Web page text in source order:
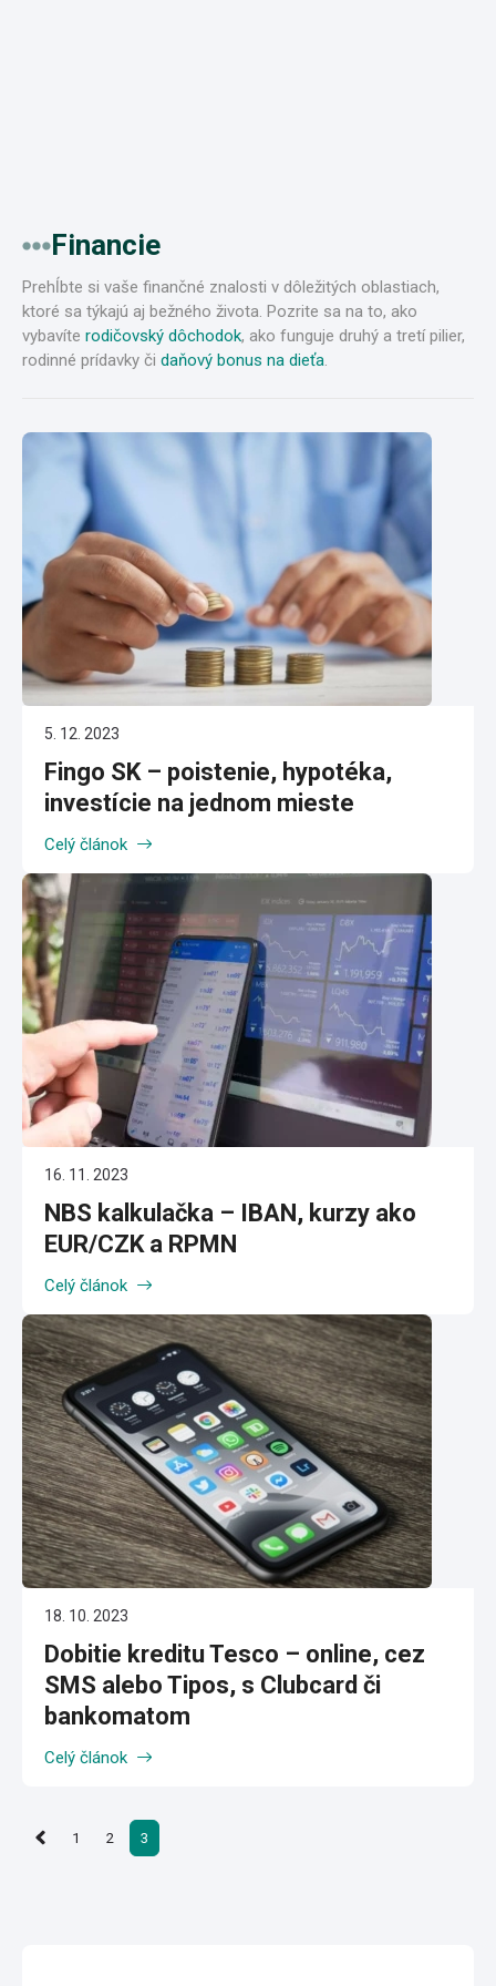
Financie
Prehĺbte si vaše finančné znalosti v dôležitých oblastiach,
ktoré sa týkajú aj bežného života. Pozrite sa na to, ako
vybavíte rodičovský dôchodok, ako funguje druhý a tretí pilier,
rodinné prídavky či daňový bonus na dieťa.
5. 12. 2023
Fingo SK – poistenie, hypotéka,
investície na jednom mieste
Celý článok
16. 11. 2023
NBS kalkulačka – IBAN, kurzy ako
EUR/CZK a RPMN
Celý článok
18. 10. 2023
Dobitie kreditu Tesco – online, cez
SMS alebo Tipos, s Clubcard či
bankomatom
Celý článok
1 2 3